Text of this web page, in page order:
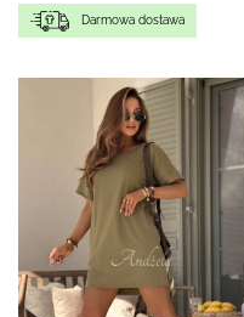
Darmowa dostawa